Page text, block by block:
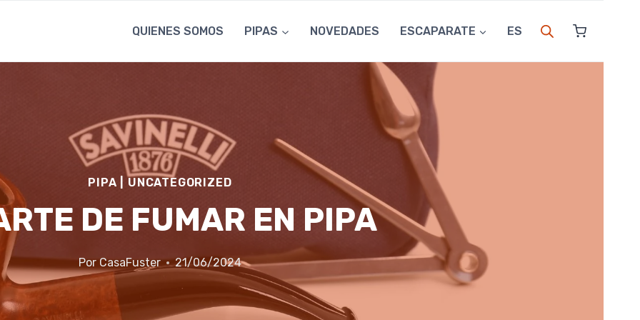
QUIENES SOMOS PIPAS NOVEDADES ESCAPARATE ES
PIPA UNCATEGORIZED
DE FUMAR EN PIPA
PorCasaFuster 21/06/2024